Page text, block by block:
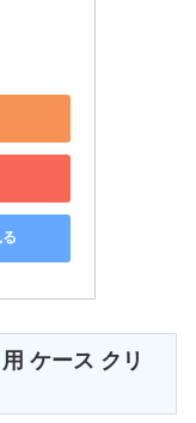
ケース クリ